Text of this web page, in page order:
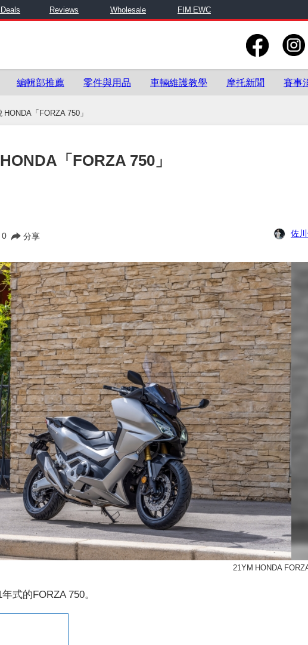
Reviews Wholesale FIM EWC
編輯部推薦 零件與用品 車輛維護教學 摩托新聞 賽事
HONDA「FORZA 750」
「FORZA 750」
0 分享 佐
21YM HONDA
式的FORZA 750。